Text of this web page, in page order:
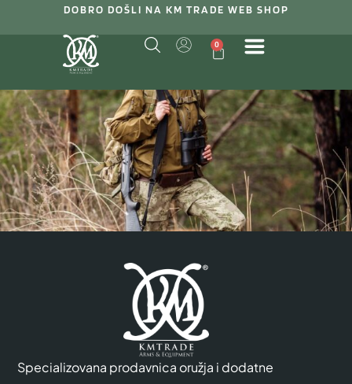
DOBRO DOŠLI NA KM TRADE WEB SHOP
0
Specializovana prodavnica oružja i dodatne